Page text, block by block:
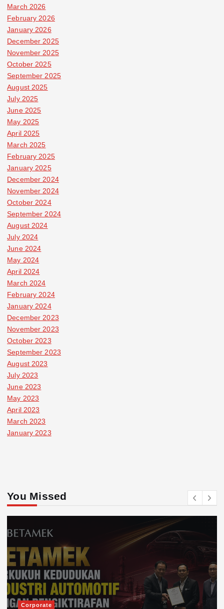
March 2026
February 2026
January 2026
December 2025
November 2025
October 2025
September 2025
August 2025
July 2025
June 2025
May 2025
April 2025
March 2025
February 2025
January 2025
December 2024
November 2024
October 2024
September 2024
August 2024
July 2024
June 2024
May 2024
April 2024
March 2024
February 2024
January 2024
December 2023
November 2023
October 2023
September 2023
August 2023
July 2023
June 2023
May 2023
April 2023
March 2023
January 2023
You Missed
Corporate